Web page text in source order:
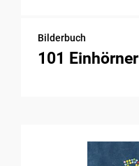
Bilderbuch
101 Einhörner